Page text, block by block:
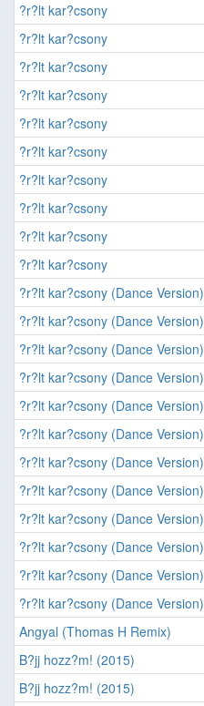
?r?lt kar?csony
?r?lt kar?csony
?r?lt kar?csony
?r?lt kar?csony
?r?lt kar?csony
?r?lt kar?csony
?r?lt kar?csony
?r?lt kar?csony
?r?lt kar?csony
?r?lt kar?csony
?r?lt kar?csony (Dance Version)
?r?lt kar?csony (Dance Version)
?r?lt kar?csony (Dance Version)
?r?lt kar?csony (Dance Version)
?r?lt kar?csony (Dance Version)
?r?lt kar?csony (Dance Version)
?r?lt kar?csony (Dance Version)
?r?lt kar?csony (Dance Version)
?r?lt kar?csony (Dance Version)
?r?lt kar?csony (Dance Version)
?r?lt kar?csony (Dance Version)
?r?lt kar?csony (Dance Version)
Angyal (Thomas H Remix)
B?jj hozz?m! (2015)
B?jj hozz?m! (2015)